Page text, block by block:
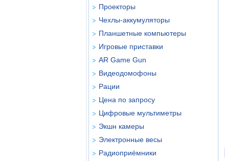
Проекторы
Чехлы-аккумуляторы
Планшетные компьютеры
Игровые приставки
AR Game Gun
Видеодомофоны
Рации
Цена по запросу
Цифровые мультиметры
Экшн камеры
Электронные весы
Радиоприёмники